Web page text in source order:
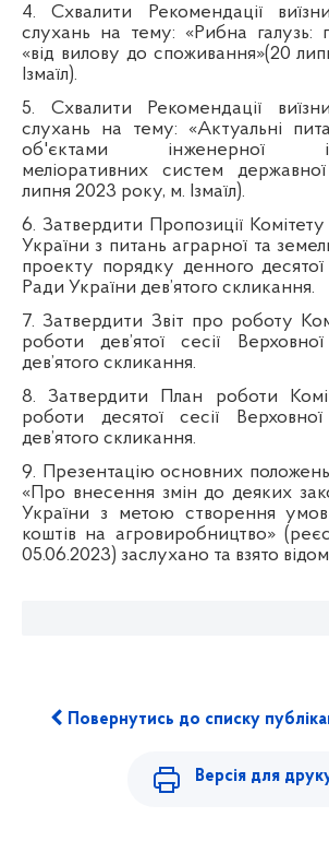
4.
Схвалити Рекомендації
слухань на тему: «Рибна галузь:
«від вилову до споживання»(20
Ізмаїл).
5. Схвалити
Рекомендації
слухань на тему: «Актуальні
об'єктами інженерної
меліоративних систем
липня 2023 року, м. Ізмаїл).
6. Затвердити Пропозиції
України з питань аграрної та
проекту порядку денного десятої
Ради України дев’ятого скликання.
7. Затвердити Звіт про роботу
роботи дев’ятої сесії
дев’ятого скликання.
8. Затвердити План роботи
роботи десятої сесії
дев’ятого скликання.
9. Презентацію основних
«Про внесення змін до деяких
України з метою створення
коштів на агровиробництво»
05.06.2023) заслухано та взято
Повернутись до списку
Версія для